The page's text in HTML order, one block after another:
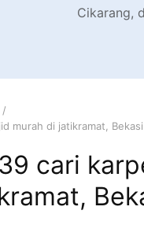
Cikarang,
murah di jatikramat, Bekasi
cari